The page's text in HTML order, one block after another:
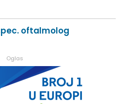
oftalmolog
Oglas